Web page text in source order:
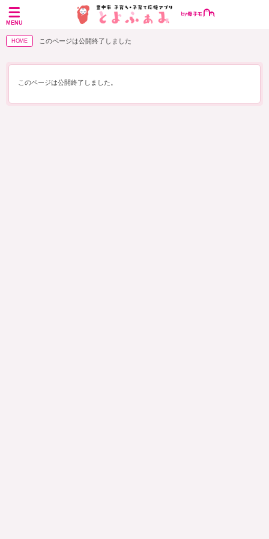
MENU
HOME このページは公開終了しました
このページは公開終了しました。